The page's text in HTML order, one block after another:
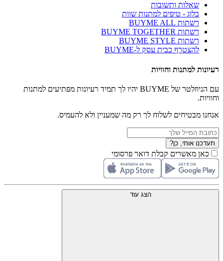
שאלות ותשובות
בלוג - טיפים למתנות שוות
רשתות BUYME ALL
רשתות BUYME TOGETHER
רשתות BUYME STYLE
להצטרף כבית עסק ל-BUYME
רעיונות למתנות וחוויות
עם הניוזלטר של BUYME יהיו לך תמיד רעיונות מפתיעים למתנות
וחוויות.
אנחנו מבטיחים לשלוח לך רק מה שמעניין ולא להעמיס.
תעדכנו אותי, כן?
כאן מאשרים קבלת דואר פרסומי
הצג עוד